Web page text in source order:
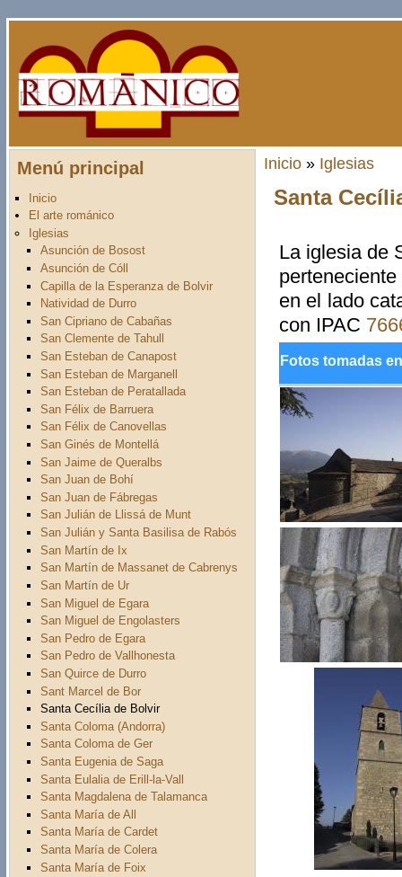
Menú principal
Inicio
El arte románico
Iglesias
Asunción de Bosost
Asunción de Cóll
Capilla de la Esperanza de Bolvir
Natividad de Durro
San Cipriano de Cabañas
San Clemente de Tahull
San Esteban de Canapost
San Esteban de Marganell
San Esteban de Peratallada
San Félix de Barruera
San Félix de Canovellas
San Ginés de Montellá
San Jaime de Queralbs
San Juan de Bohí
San Juan de Fábregas
San Julián de Llissá de Munt
San Julián y Santa Basilisa de Rabós
San Martín de Ix
San Martín de Massanet de Cabrenys
San Martín de Ur
San Miguel de Egara
San Miguel de Engolasters
San Pedro de Egara
San Pedro de Vallhonesta
San Quirce de Durro
Sant Marcel de Bor
Santa Cecília de Bolvir
Santa Coloma (Andorra)
Santa Coloma de Ger
Santa Eugenia de Saga
Santa Eulalia de Erill-la-Vall
Santa Magdalena de Talamanca
Santa María de All
Santa María de Cardet
Santa María de Colera
Santa María de Foix
Usted está aquí
Inicio» Iglesias
Santa
La iglesia de
en el lado
con IPAC
Fotos tomadas